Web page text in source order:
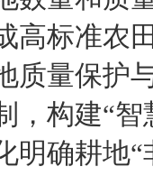
高标准农
质量保护
，构建“
明确耕地